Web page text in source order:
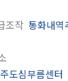
조작 통화내역
도심부름센터